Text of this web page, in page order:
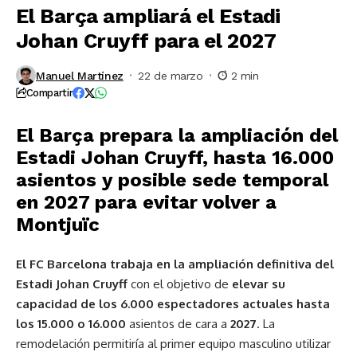
El Barça ampliará el Estadi
Johan Cruyff para el 2027
Manuel Martínez 22 de marzo 2 min
Compartir
El Barça prepara la ampliación del
Estadi Johan Cruyff, hasta 16.000
asientos y posible sede temporal
en 2027 para evitar volver a
Montjuïc
El FC Barcelona trabaja en la ampliación definitiva del
Estadi Johan Cruyff con el objetivo de elevar su
capacidad de los 6.000 espectadores actuales hasta
los 15.000 o 16.000 asientos de cara a 2027. La
remodelación permitiría al primer equipo masculino utilizar